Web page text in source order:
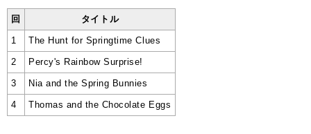
回 タイトル
1 The Hunt for Springtime Clues
2 Percy's Rainbow Surprise!
3 Nia and the Spring Bunnies
4 Thomas and the Chocolate Eggs